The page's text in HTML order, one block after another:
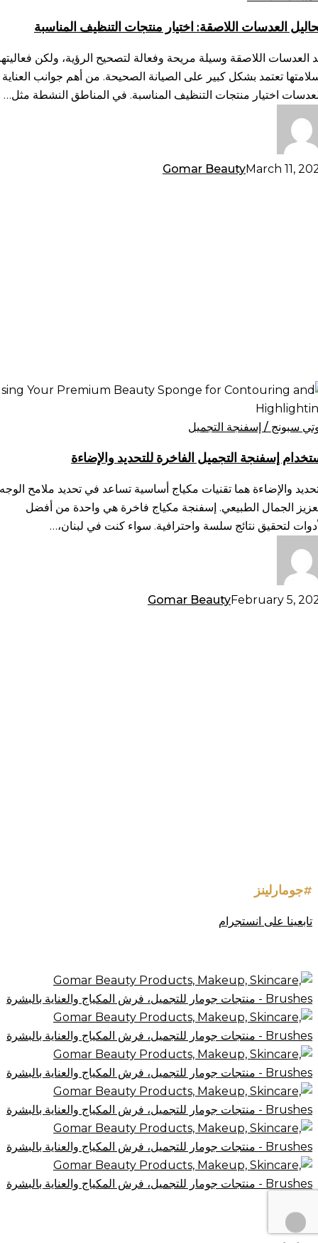
العدسات اللاصقة: اختيار منتجات التنظيف المناسبة
العدسات اللاصقة وسيلة مريحة وفعالة لتصحيح الرؤية، ولكن
تعتمد بشكل كبير على الصيانة الصحيحة. من أهم جوانب العناية
اختيار منتجات التنظيف المناسبة. في المناطق النشطة مثل…
Gomar BeautyMarch 11,
سبونج / إسفنجة التجميل
إسفنجة التجميل الفاخرة للتحديد والإضاءة
والإضاءة هما تقنيات مكياج أساسية تساعد في تحديد ملامح الوجه
الجمال الطبيعي. إسفنجة مكياج فاخرة هي واحدة من أفضل
لتحقيق نتائج سلسة واحترافية. سواء كنت في لبنان،…
Gomar BeautyFebruary 5,
#جومارلينز
تابعينا على انستجرام